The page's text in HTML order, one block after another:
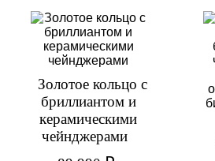
Золотое кольцо с
бриллиантом и
керамическими
чейнджерами